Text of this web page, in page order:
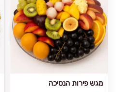
מגש פירות הנסיכה